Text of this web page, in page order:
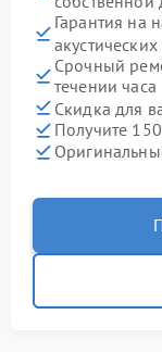
Гарантия на
Срочный
течении часа
Скидка для
Получите